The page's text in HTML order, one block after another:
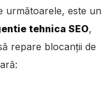
următoarele, este un
tehnica SEO,
repare blocanții de